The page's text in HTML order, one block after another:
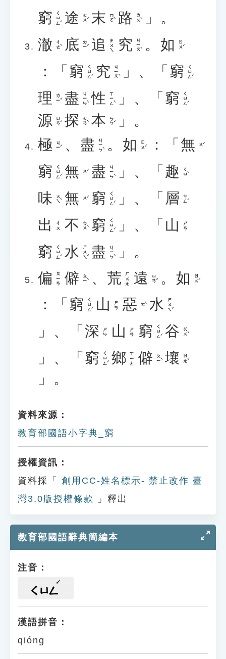
窮 ㄑㄩㄥˊ 途 ㄊㄨˊ 末 ㄇㄛˋ 路 ㄌㄨˋ
」。
澈 ㄔㄜˋ 底 ㄉㄧˇ 追 ㄓㄨㄟ 究 ㄐㄧㄡˋ 。 如 ㄖㄨˊ
：「 窮 ㄑㄩㄥˊ 究 ㄐㄧㄡˋ 」、「 窮 ㄑㄩㄥˊ
理 ㄌㄧˇ 盡 ㄐㄧㄣˋ 性 ㄒㄧㄥˋ 」、「 窮 ㄑㄩㄥˊ
源 ㄩㄢˊ 探 ㄊㄢˋ 本 ㄅㄣˇ
」。
極 ㄐㄧˊ 、 盡 ㄐㄧㄣˋ 。 如 ㄖㄨˊ ：「 無 ㄨˊ
窮 ㄑㄩㄥˊ 無 ㄨˊ 盡 ㄐㄧㄣˋ 」、「 趣 ㄑㄩˋ
味 ㄨㄟˋ 無 ㄨˊ 窮 ㄑㄩㄥˊ 」、「 層 ㄘㄥˊ
出 ㄔㄨ 不 ㄅㄨˋ 窮 ㄑㄩㄥˊ 」、「 山 ㄕㄢ
窮 ㄑㄩㄥˊ 水 ㄕㄨㄟˇ 盡 ㄐㄧㄣˋ
」。
偏 ㄆㄧㄢ 僻 ㄆㄧˋ 、 荒 ㄏㄨㄤ 遠 ㄩㄢˇ 。 如 ㄖㄨˊ
：「 窮 ㄑㄩㄥˊ 山 ㄕㄢ 惡 ㄜˋ 水 ㄕㄨㄟˇ
」、「 深 ㄕㄣ 山 ㄕㄢ 窮 ㄑㄩㄥˊ 谷 ㄍㄨˇ
」、「 窮 ㄑㄩㄥˊ 鄉 ㄒㄧㄤ 僻 ㄆㄧˋ 壤 ㄖㄤˇ
」。
資料來源：
教育部國語小字典_窮
授權資訊：
資料採「
創用CC-姓名標示- 禁止改作 臺
灣3.0版授權條款
」釋出
教育部國語辭典簡編本
注音：
ㄑㄩㄥ
漢語拼音：
qióng